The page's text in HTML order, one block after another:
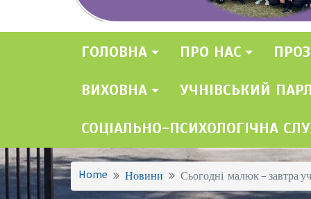
ГОЛОВНА ПРО НАС
ВИХОВНА УЧНІВСЬКИЙ
СОЦІАЛЬНО-ПСИХОЛОГІЧНА
Home Новини Сьогодні малюк – завтра